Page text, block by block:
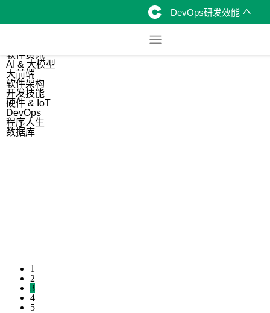
DevOps研发效能
软件资讯
AI & 大模型
大前端
软件架构
开发技能
硬件 & IoT
DevOps
程序人生
数据库
1
2
3
4
5